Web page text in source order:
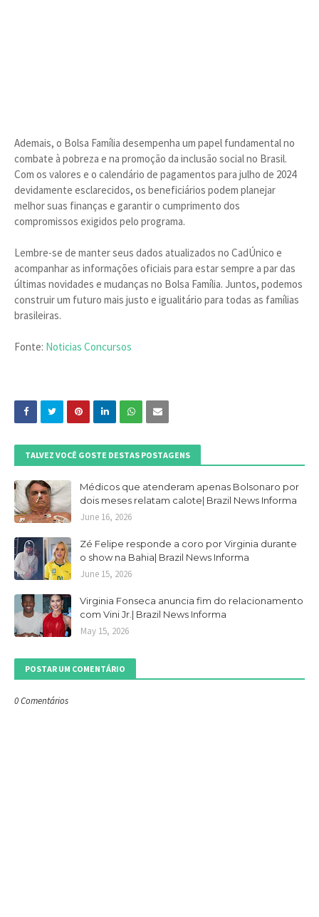
Ademais, o Bolsa Família desempenha um papel fundamental no
combate à pobreza e na promoção da inclusão social no Brasil.
Com os valores e o calendário de pagamentos para julho de 2024
devidamente esclarecidos, os beneficiários podem planejar
melhor suas finanças e garantir o cumprimento dos
compromissos exigidos pelo programa.
Lembre-se de manter seus dados atualizados no CadÚnico e
acompanhar as informações oficiais para estar sempre a par das
últimas novidades e mudanças no Bolsa Família. Juntos, podemos
construir um futuro mais justo e igualitário para todas as famílias
brasileiras.
Fonte: Noticias Concursos
TALVEZ VOCÊ GOSTE DESTAS POSTAGENS
Médicos que atenderam apenas Bolsonaro por
dois meses relatam calote| Brazil News Informa
June 16, 2026
Zé Felipe responde a coro por Virginia durante
o show na Bahia| Brazil News Informa
June 15, 2026
Virginia Fonseca anuncia fim do relacionamento
com Vini Jr.| Brazil News Informa
May 15, 2026
POSTAR UM COMENTÁRIO
0 Comentários